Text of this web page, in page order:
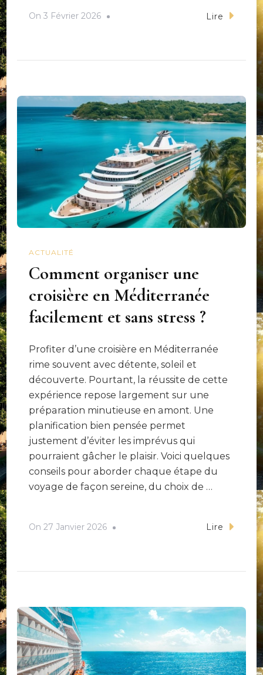
On 3 Février 2026 Lire
ACTUALITÉ
Comment organiser une
croisière en Méditerranée
facilement et sans stress ?
Profiter d’une croisière en Méditerranée
rime souvent avec détente, soleil et
découverte. Pourtant, la réussite de cette
expérience repose largement sur une
préparation minutieuse en amont. Une
planification bien pensée permet
justement d’éviter les imprévus qui
pourraient gâcher le plaisir. Voici quelques
conseils pour aborder chaque étape du
voyage de façon sereine, du choix de …
On 27 Janvier 2026 Lire